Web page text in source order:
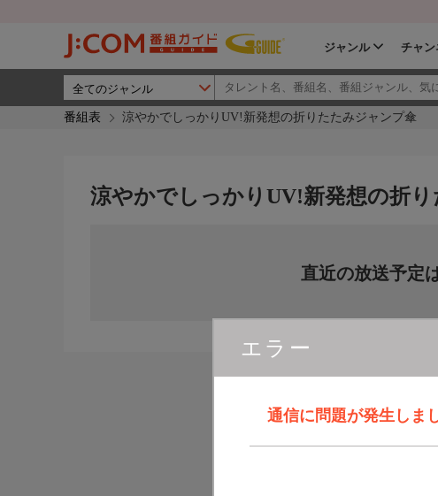
ジャンル チャン
番組表 涼やかでしっかりUV!新発想の折りたたみジャンプ傘
エラー
通信に問題が発生しま
涼やかでしっかりUV!新発想の折
直近の放送予定